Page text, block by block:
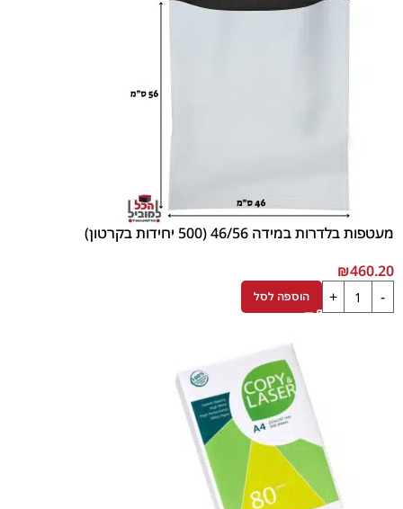
מעטפות בלדרות במידה 46/56 (500 יחידות בקרטון)
₪460.20
הוספה לסל